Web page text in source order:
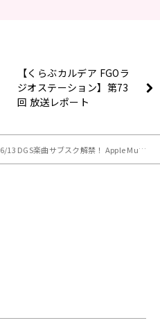
【くらぶカルデア FGOラ
ジオステーション】第73
回 放送レポート
6/13 DGS楽曲サブスク解禁！ Apple Music、Spotify、Amazon Music 他にて配信開始【神谷浩史・小野大輔のDear Girl〜Stories〜】